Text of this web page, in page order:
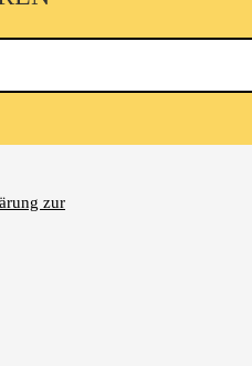
zur